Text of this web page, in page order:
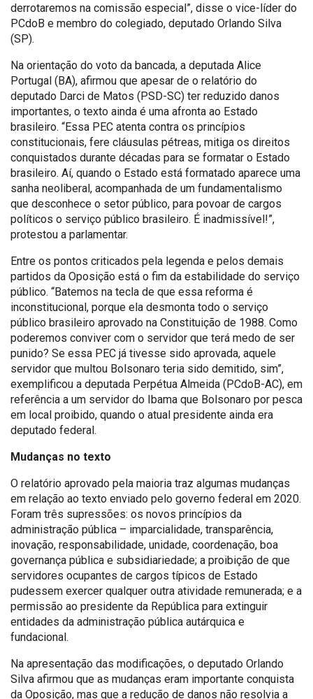
derrotaremos na comissão especial”, disse o vice-líder do
PCdoB e membro do colegiado, deputado Orlando Silva
(SP).
Na orientação do voto da bancada, a deputada Alice
Portugal (BA), afirmou que apesar de o relatório do
deputado Darci de Matos (PSD-SC) ter reduzido danos
importantes, o texto ainda é uma afronta ao Estado
brasileiro. “Essa PEC atenta contra os princípios
constitucionais, fere cláusulas pétreas, mitiga os direitos
conquistados durante décadas para se formatar o Estado
brasileiro. Aí, quando o Estado está formatado aparece uma
sanha neoliberal, acompanhada de um fundamentalismo
que desconhece o setor público, para povoar de cargos
políticos o serviço público brasileiro. É inadmissível!”,
protestou a parlamentar.
Entre os pontos criticados pela legenda e pelos demais
partidos da Oposição está o fim da estabilidade do serviço
público. “Batemos na tecla de que essa reforma é
inconstitucional, porque ela desmonta todo o serviço
público brasileiro aprovado na Constituição de 1988. Como
poderemos conviver com o servidor que terá medo de ser
punido? Se essa PEC já tivesse sido aprovada, aquele
servidor que multou Bolsonaro teria sido demitido, sim”,
exemplificou a deputada Perpétua Almeida (PCdoB-AC), em
referência a um servidor do Ibama que Bolsonaro por pesca
em local proibido, quando o atual presidente ainda era
deputado federal.
Mudanças no texto
O relatório aprovado pela maioria traz algumas mudanças
em relação ao texto enviado pelo governo federal em 2020.
Foram três supressões: os novos princípios da
administração pública – imparcialidade, transparência,
inovação, responsabilidade, unidade, coordenação, boa
governança pública e subsidiariedade; a proibição de que
servidores ocupantes de cargos típicos de Estado
pudessem exercer qualquer outra atividade remunerada; e a
permissão ao presidente da República para extinguir
entidades da administração pública autárquica e
fundacional.
Na apresentação das modificações, o deputado Orlando
Silva afirmou que as mudanças eram importante conquista
da Oposição, mas que a redução de danos não resolvia a